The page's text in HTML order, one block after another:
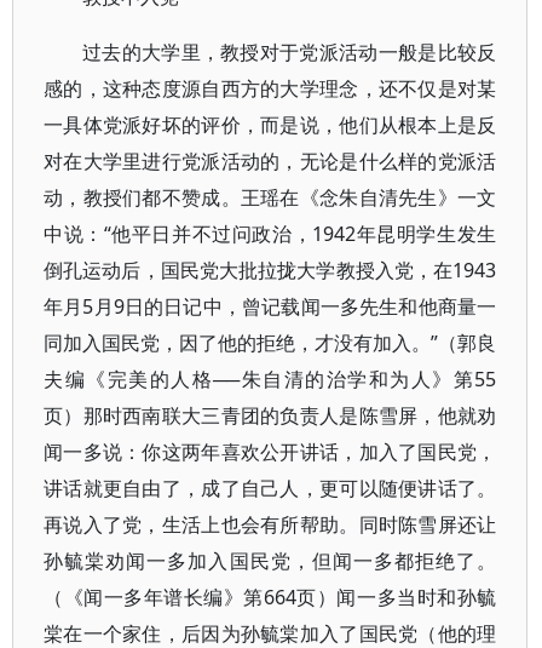
过去的大学里，教授对于党派活动一般是比较反
感的，这种态度源自西方的大学理念，还不仅是对某
一具体党派好坏的评价，而是说，他们从根本上是反
对在大学里进行党派活动的，无论是什么样的党派活
动，教授们都不赞成。王瑶在《念朱自清先生》一文
中说：“他平日并不过问政治，1942年昆明学生发生
倒孔运动后，国民党大批拉拢大学教授入党，在1943
年月5月9日的日记中，曾记载闻一多先生和他商量一
同加入国民党，因了他的拒绝，才没有加入。”（郭良
夫编《完美的人格──朱自清的治学和为人》第55
页）那时西南联大三青团的负责人是陈雪屏，他就劝
闻一多说：你这两年喜欢公开讲话，加入了国民党，
讲话就更自由了，成了自己人，更可以随便讲话了。
再说入了党，生活上也会有所帮助。同时陈雪屏还让
孙毓棠劝闻一多加入国民党，但闻一多都拒绝了。
（《闻一多年谱长编》第664页）闻一多当时和孙毓
棠在一个家住，后因为孙毓棠加入了国民党（他的理